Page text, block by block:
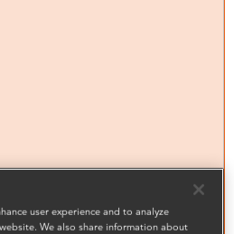
user experience and to analyze
We also share information about